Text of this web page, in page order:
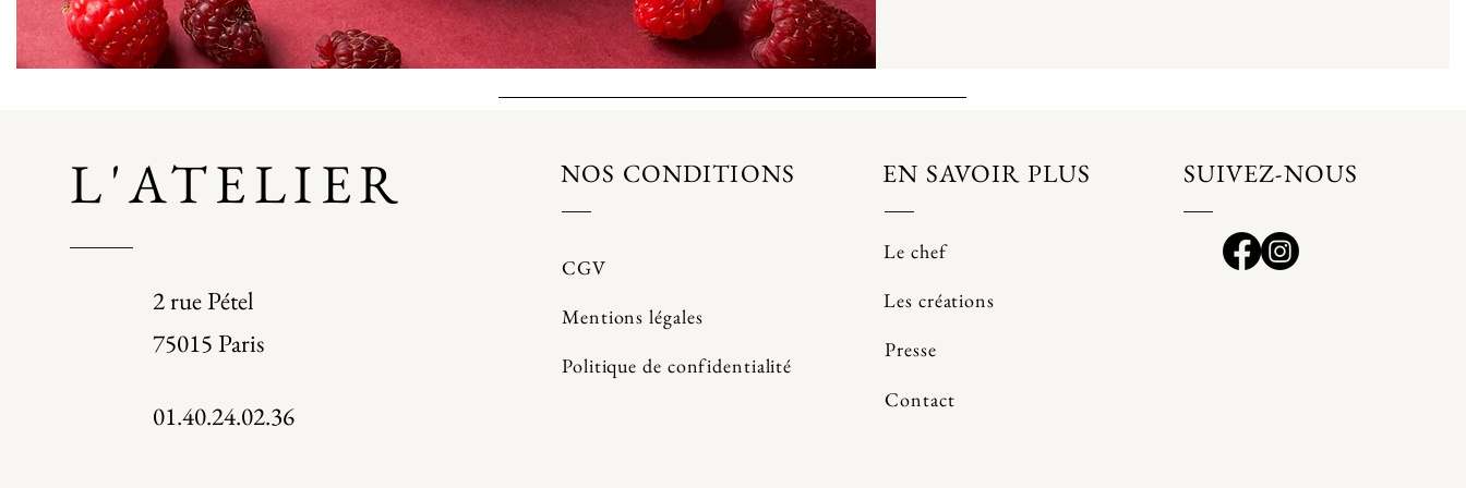
L'ATELIER
2 rue Pétel
75015 Paris
01.40.24.02.36
NOS CONDITIONS
CGV
Mentions légales
Politique de confidentialité
EN SAVOIR PLUS
Le chef
Les créations
Presse
Contact
SUIVEZ-NOUS